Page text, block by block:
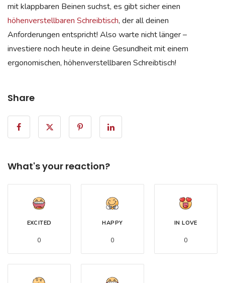
mit klappbaren Beinen suchst, es gibt sicher einen
höhenverstellbaren Schreibtisch, der all deinen
Anforderungen entspricht! Also warte nicht länger –
investiere noch heute in deine Gesundheit mit einem
ergonomischen, höhenverstellbaren Schreibtisch!
Share
What's your reaction?
EXCITED
0
HAPPY
0
IN LOVE
0